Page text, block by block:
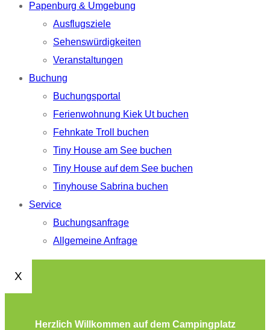
Papenburg & Umgebung
Ausflugsziele
Sehenswürdigkeiten
Veranstaltungen
Buchung
Buchungsportal
Ferienwohnung Kiek Ut buchen
Fehnkate Troll buchen
Tiny House am See buchen
Tiny House auf dem See buchen
Tinyhouse Sabrina buchen
Service
Buchungsanfrage
Allgemeine Anfrage
X
Herzlich Willkommen auf dem Campingplatz